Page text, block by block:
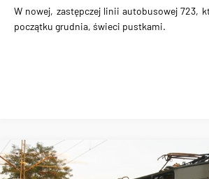
W nowej, zastępczej linii autobusowej 723,
początku grudnia, świeci pustkami.